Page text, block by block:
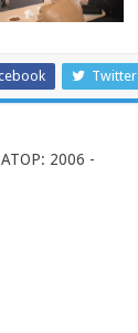
Twitter
2006 -